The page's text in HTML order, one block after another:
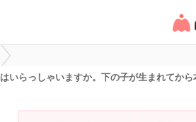
リ・
いらっしゃいますか。下の子が生まれてか